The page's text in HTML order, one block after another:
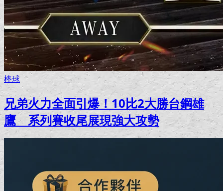
棒球
兄弟火力全面引爆！10比2大勝台鋼雄
鷹 系列賽收尾展現強大攻勢